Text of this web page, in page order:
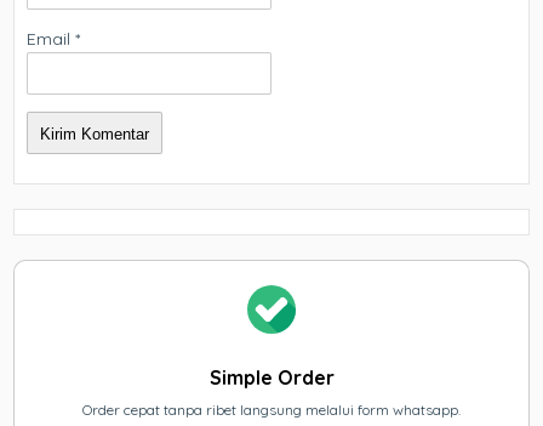
Email*
Simple Order
Order cepat tanpa ribet langsung melalui form whatsapp.